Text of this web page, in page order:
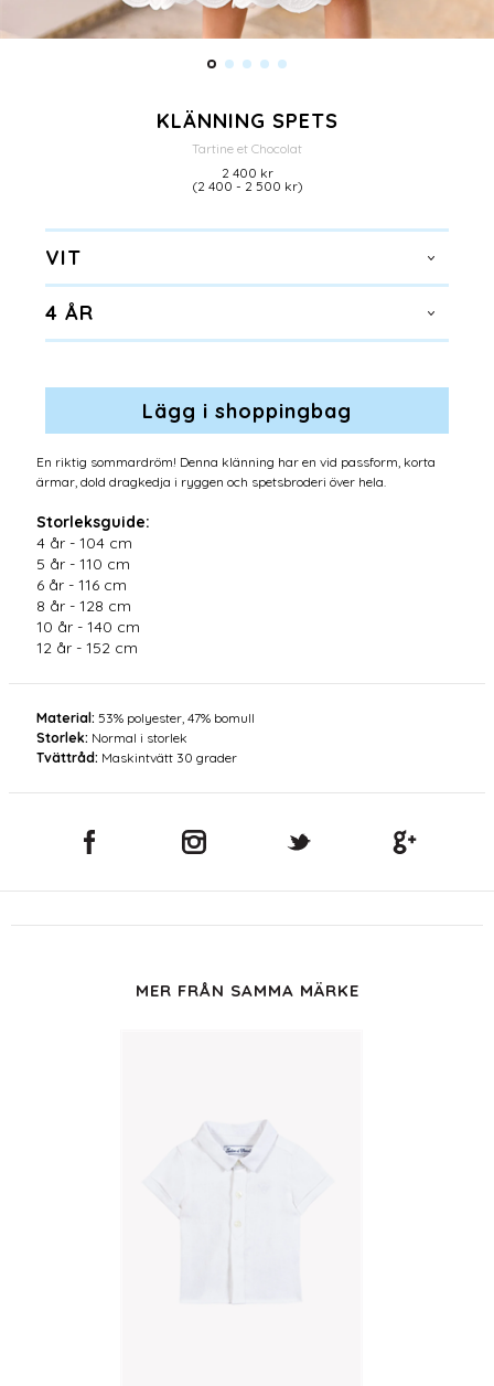
KLÄNNING SPETS
Tartine et Chocolat
2 400 kr
(2 400 - 2 500 kr)
VIT
4 ÅR
En riktig sommardröm! Denna klänning har en vid passform, korta
ärmar, dold dragkedja i ryggen och spetsbroderi över hela.
Storleksguide:
4 år - 104 cm
5 år - 110 cm
6 år - 116 cm
8 år - 128 cm
10 år - 140 cm
12 år - 152 cm
Material: 53% polyester, 47% bomull
Storlek: Normal i storlek
Tvättråd: Maskintvätt 30 grader
MER FRÅN SAMMA MÄRKE